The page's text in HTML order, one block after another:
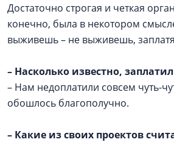
Достаточно строгая и четкая
конечно, была в некотором
выживешь – не выживешь,
– Насколько известно,
– Нам недоплатили совсем чуть-
обошлось благополучно.
– Какие из своих проектов